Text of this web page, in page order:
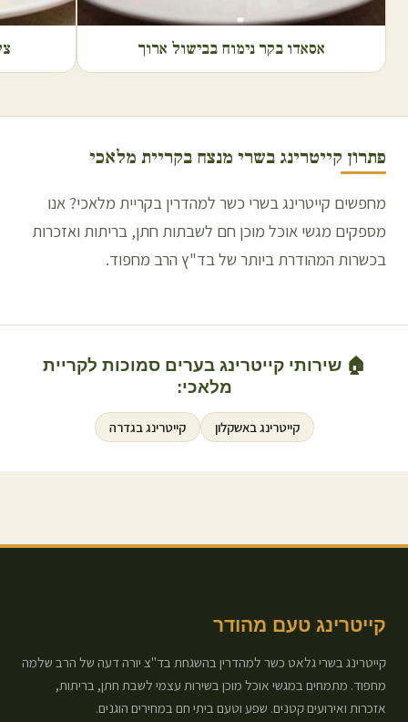
אסאדו בקר נימוח בבישול ארוך
פתרון קייטרינג בשרי מנצח בקריית מלאכי
מחפשים קייטרינג בשרי כשר למהדרין בקריית מלאכי? אנו
מספקים מגשי אוכל מוכן חם לשבתות חתן, בריתות ואזכרות
בכשרות המהודרת ביותר של בד"ץ הרב מחפוד.
🏠 שירותי קייטרינג בערים סמוכות לקריית
מלאכי:
קייטרינג באשקלון קייטרינג בגדרה
קייטרינג טעם מהודר
קייטרינג בשרי גלאט כשר למהדרין בהשגחת בד"צ יורה דעה של הרב שלמה
מחפוד. מתמחים במגשי אוכל מוכן בשירות עצמי לשבת חתן, בריתות,
אזכרות ואירועים קטנים. שפע וטעם ביתי חם במחירים הוגנים.